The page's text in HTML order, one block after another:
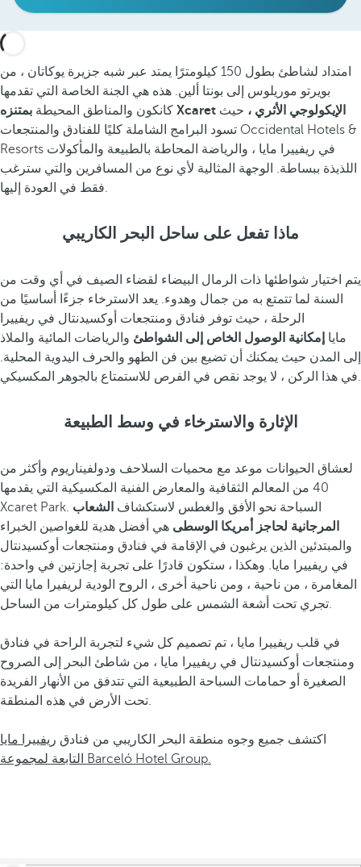
امتداد لشاطئ بطول 150 كيلومترًا يمتد عبر شبه جزيرة يوكاتان ، من
بويرتو موريلوس إلى بونتا ألين. هذه هي الجنة الخاصة التي تقدمها
كانكون والمناطق المحيطة
بمتنزه Xcaret الإيكولوجي الأثري ، حيث
تسود البرامج الشاملة كليًا للفنادق والمنتجعات Occidental Hotels &
Resorts في ريفييرا مايا ، والرياضة المحاطة بالطبيعة والمأكولات
اللذيذة ببساطة. الوجهة المثالية لأي نوع من المسافرين والتي سترغب
فقط في العودة إليها.
ماذا تفعل على ساحل البحر الكاريبي
يتم اختيار شواطئها ذات الرمال البيضاء لقضاء الصيف في أي وقت من
السنة لما تتمتع به من جمال وهدوء. يعد الاسترخاء جزءًا أساسيًا من
الرحلة ، حيث توفر فنادق ومنتجعات أوكسيدنتال في ريفييرا
مايا إمكانية الوصول الخاص إلى الشواطئ والرياضات المائية والملاذ
إلى المدن حيث يمكنك أن تضيع بين فن الطهو والحرف اليدوية المحلية.
في هذا الركن ، لا يوجد نقص في الفرص للاستمتاع بالجوهر المكسيكي.
الإثارة والاسترخاء في وسط الطبيعة
لعشاق الحيوانات موعد مع محميات السلاحف ودولفيناريوم وأكثر من
40 من المعالم الثقافية والمعارض الفنية المكسيكية التي يقدمها
Xcaret Park. السباحة نحو الأفق والغطس لاستكشاف الشعاب
المرجانية لحاجز أمريكا الوسطى هي أفضل هدية للغواصين الخبراء
والمبتدئين الذين يرغبون في الإقامة في فنادق ومنتجعات أوكسيدنتال
في ريفييرا مايا. وهكذا ، ستكون قادرًا على تجربة إجازتين في واحدة:
المغامرة ، من ناحية ، ومن ناحية أخرى ، الروح الودية لريفيرا مايا التي
تجري تحت أشعة الشمس على طول كل كيلومترات من الساحل.
في قلب ريفييرا مايا ، تم تصميم كل شيء لتجربة الراحة في فنادق
ومنتجعات أوكسيدنتال في ريفييرا مايا ، من شاطئ البحر إلى الصروح
الصغيرة أو حمامات السباحة الطبيعية التي تتدفق من الأنهار الفريدة
تحت الأرض في هذه المنطقة.
اكتشف جميع وجوه منطقة البحر الكاريبي من فنادق ريفييرا مايا
التابعة لمجموعة Barceló Hotel Group.